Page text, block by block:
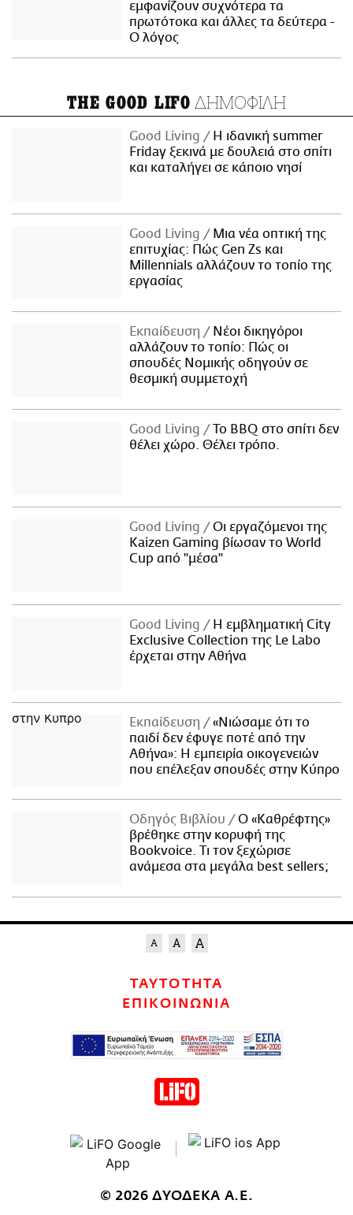
εμφανίζουν συχνότερα τα
πρωτότοκα και άλλες τα δεύτερα -
Ο λόγος
THE GOOD LIFO ΔΗΜΟΦΙΛΗ
Good Living
Η ιδανική summer
Friday ξεκινά με δουλειά στο σπίτι
και καταλήγει σε κάποιο νησί
Good Living
Μια νέα οπτική της
επιτυχίας: Πώς Gen Zs και
Millennials αλλάζουν το τοπίο της
εργασίας
Εκπαίδευση
Νέοι δικηγόροι
αλλάζουν το τοπίο: Πώς οι
σπουδές Νομικής οδηγούν σε
θεσμική συμμετοχή
Good Living
Το BBQ στο σπίτι δεν
θέλει χώρο. Θέλει τρόπο.
Good Living
Οι εργαζόμενοι της
Kaizen Gaming βίωσαν το World
Cup από "μέσα"
Good Living
Η εμβληματική City
Exclusive Collection της Le Labo
έρχεται στην Αθήνα
Εκπαίδευση
«Νιώσαμε ότι το
παιδί δεν έφυγε ποτέ από την
Αθήνα»: Η εμπειρία οικογενειών
που επέλεξαν σπουδές στην Κύπρο
Οδηγός Βιβλίου
Ο «Καθρέφτης»
βρέθηκε στην κορυφή της
Bookvoice. Τι τον ξεχώρισε
ανάμεσα στα μεγάλα best sellers;
ΤΑΥΤΟΤΗΤΑ
ΕΠΙΚΟΙΝΩΝΙΑ
© 2026 ΔΥΟΔΕΚΑ Α.Ε.